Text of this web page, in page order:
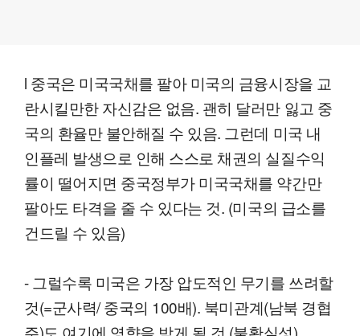
l 중국은 미국국채를 팔아 미국의 금융시장을 교
란시킬만한 자신감은 없음. 괜히 달러만 잃고 중
국의 환율만 불안해질 수 있음. 그런데 미국 내
인플레 발생으로 인해 스스로 채권의 실질수익
률이 떨어지면 중국정부가 미국국채를 약간만
팔아도 타격을 줄 수 있다는 것. (미국의 급소를
건드릴 수 있음)
- 그럴수록 미국은 가장 압도적인 무기를 쓰려할
것(=군사력/ 중국의 100배). 북미관계(남북 경협